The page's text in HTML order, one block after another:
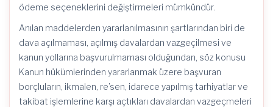
ödeme seçeneklerini değiştirmeleri mümkündür.
Anılan maddelerden yararlanılmasının şartlarından biri de
dava açılmaması, açılmış davalardan vazgeçilmesi ve
kanun yollarına başvurulmaması olduğundan, söz konusu
Kanun hükümlerinden yararlanmak üzere başvuran
borçluların, ikmalen, re’sen, idarece yapılmış tarhiyatlar ve
takibat işlemlerine karşı açtıkları davalardan vazgeçmeleri